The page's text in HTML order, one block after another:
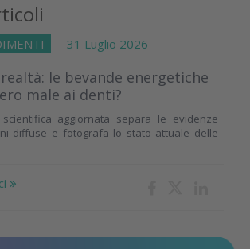
31 Luglio 2026
le bevande energetiche
male ai denti?
aggiornata separa le evidenze
diffuse e fotografa lo stato attuale delle